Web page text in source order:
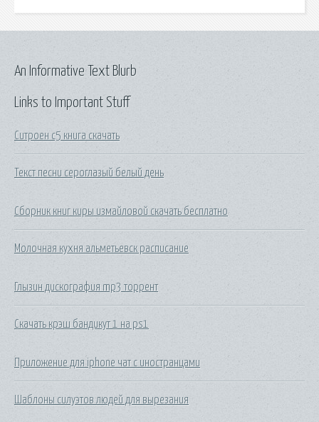
Links to Important Stuff
Ситроен с5 книга скачать
Текст песни сероглазый белый день
Сборник книг киры измайловой скачать бесплатно
Молочная кухня альметьевск расписание
Глызин дискография mp3 торрент
Скачать крэш бандикут 1 на ps1
Приложение для iphone чат с иностранцами
Шаблоны силуэтов людей для вырезания
An Informative Text Blurb